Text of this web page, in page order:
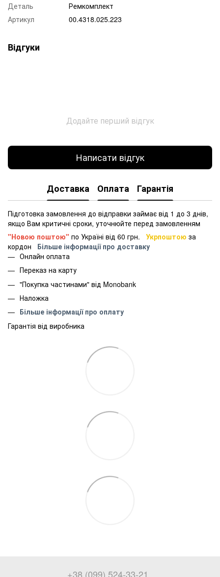
Деталь
Ремкомплект
Артикул
00.4318.025.223
Відгуки
Додайте перший відгук
Написати відгук
Доставка Оплата Гарантія
Підготовка замовлення до відправки займає від 1 до 3 днів,
якщо Вам критичні сроки, уточнюйте перед замовленням
"Новою поштою" по Україні від 60 грн. Укрпоштою за
кордон
Більше інформації про доставку
Онлайн оплата
Переказ на карту
"Покупка частинами" від Monobank
Наложка
Більше інформації про оплату
Гарантія від виробника
+38 (099) 524-33-21